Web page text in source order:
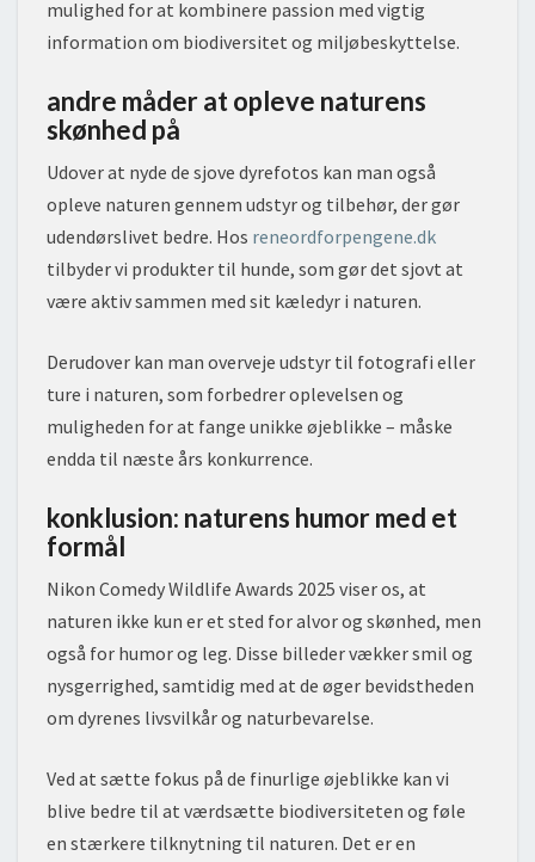
mulighed for at kombinere passion med vigtig
information om biodiversitet og miljøbeskyttelse.
andre måder at opleve naturens
skønhed på
Udover at nyde de sjove dyrefotos kan man også
opleve naturen gennem udstyr og tilbehør, der gør
udendørslivet bedre. Hos reneordforpengene.dk
tilbyder vi produkter til hunde, som gør det sjovt at
være aktiv sammen med sit kæledyr i naturen.
Derudover kan man overveje udstyr til fotografi eller
ture i naturen, som forbedrer oplevelsen og
muligheden for at fange unikke øjeblikke – måske
endda til næste års konkurrence.
konklusion: naturens humor med et
formål
Nikon Comedy Wildlife Awards 2025 viser os, at
naturen ikke kun er et sted for alvor og skønhed, men
også for humor og leg. Disse billeder vækker smil og
nysgerrighed, samtidig med at de øger bevidstheden
om dyrenes livsvilkår og naturbevarelse.
Ved at sætte fokus på de finurlige øjeblikke kan vi
blive bedre til at værdsætte biodiversiteten og føle
en stærkere tilknytning til naturen. Det er en